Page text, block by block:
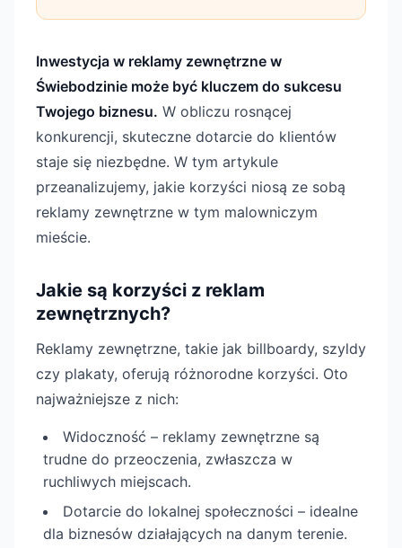
Inwestycja w reklamy zewnętrzne w
Świebodzinie może być kluczem do sukcesu
Twojego biznesu. W obliczu rosnącej
konkurencji, skuteczne dotarcie do klientów
staje się niezbędne. W tym artykule
przeanalizujemy, jakie korzyści niosą ze sobą
reklamy zewnętrzne w tym malowniczym
mieście.
Jakie są korzyści z reklam
zewnętrznych?
Reklamy zewnętrzne, takie jak billboardy, szyldy
czy plakaty, oferują różnorodne korzyści. Oto
najważniejsze z nich:
Widoczność – reklamy zewnętrzne są
trudne do przeoczenia, zwłaszcza w
ruchliwych miejscach.
Dotarcie do lokalnej społeczności – idealne
dla biznesów działających na danym terenie.